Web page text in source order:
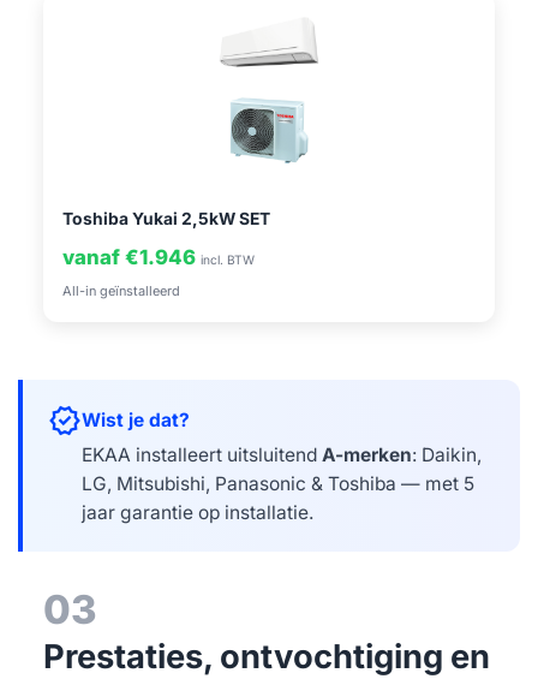
Toshiba Yukai 2,5kW SET
vanaf €1.946 incl. BTW
All-in geïnstalleerd
verifiedWist je dat?
EKAA installeert uitsluitendA-merken: Daikin,
LG, Mitsubishi, Panasonic & Toshiba — met 5
jaar garantie op installatie.
03
Prestaties, ontvochtiging en